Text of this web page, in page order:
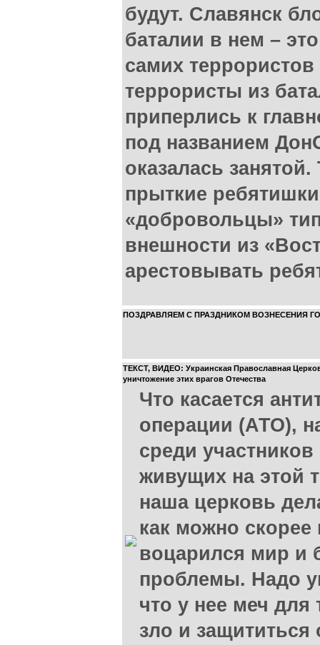
будут. Славянск
баталии в нем –
самих
террористы из
приперлись к
под названием
оказалась
прыткие
«добровольцы»
внешности из
арестовывать
ПОЗДРАВЛЯЕМ С ПРАЗДНИКОМ ВОЗНЕСЕНИЯ
ТЕКСТ, ВИДЕО: Украинская Православная
уничтожение этих врагов Отечества
Что касается
операции (АТО),
среди
живущих на этой
наша церковь
как можно
воцарился мир и
проблемы. Надо
что у нее меч для
зло и защититься